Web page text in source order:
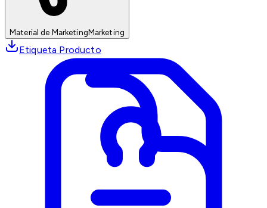
Material de MarketingMarketing
Etiqueta Producto